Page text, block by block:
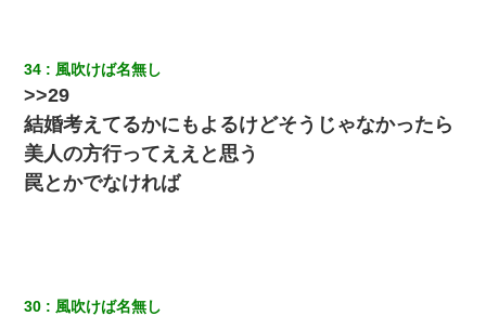
34 風吹けば名無し
>>29
結婚考えてるかにもよるけどそうじゃなかったら
美人の方行ってええと思う
罠とかでなければ
30 風吹けば名無し